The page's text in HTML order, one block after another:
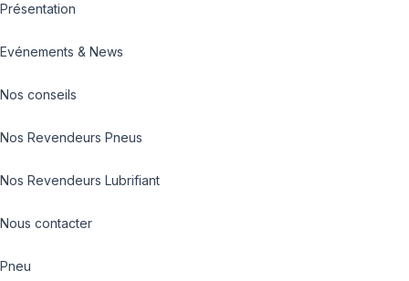
Présentation
Evénements & News
Nos conseils
Nos Revendeurs Pneus
Nos Revendeurs Lubrifiant
Nous contacter
Pneu